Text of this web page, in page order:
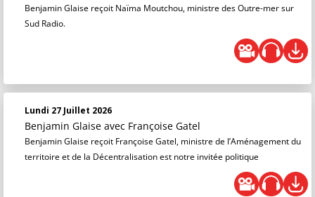
Benjamin Glaise reçoit Naïma Moutchou, ministre des Outre-mer sur
Sud Radio.
Lundi 27 Juillet 2026
Benjamin Glaise avec Françoise Gatel
Benjamin Glaise reçoit Françoise Gatel, ministre de l’Aménagement du
territoire et de la Décentralisation est notre invitée politique